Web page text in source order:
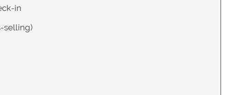
in
selling)